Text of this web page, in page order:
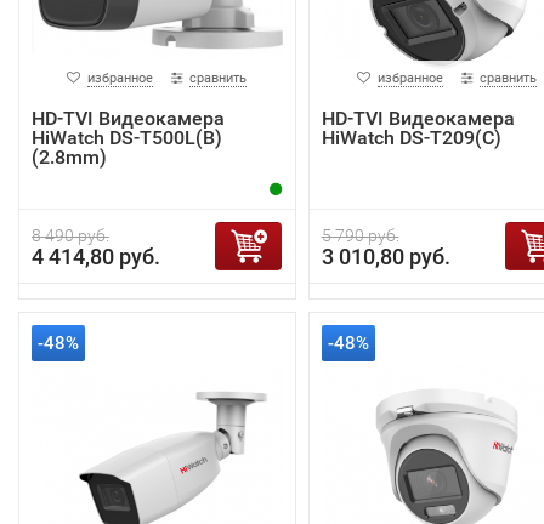
избранное сравнить
HD-TVI Видеокамера
HiWatch DS-T500L(B)
(2.8mm)
8 490 руб.
4 414,80 руб.
избранное сравнить
HD-TVI Видеокамера
HiWatch DS-T209(С)
5 790 руб.
3 010,80 руб.
-48% -48%